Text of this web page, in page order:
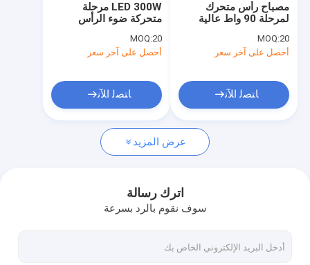
ضبط الجودة
اتصل بنا
أخبار
غسل بقعة شعاع LED
غسل بقعة شعاع الرأس المتحرك
LED 300W مرحلة
متحركة ضوء الرأس
الآليMOQ:20
أحصل على آخر سعر
ﺎﺘﺼﻟ ﺍﻶﻧ
مصباح رأس متحرك
لمرحلة 90 واط عالية
جانب وشاشة LCD
MOQ:20
أحصل على آخر سعر
ﺎﺘﺼﻟ ﺍﻶﻧ
عرض المزيد
اترك رسالة
سوف نقوم بالرد بسرعة